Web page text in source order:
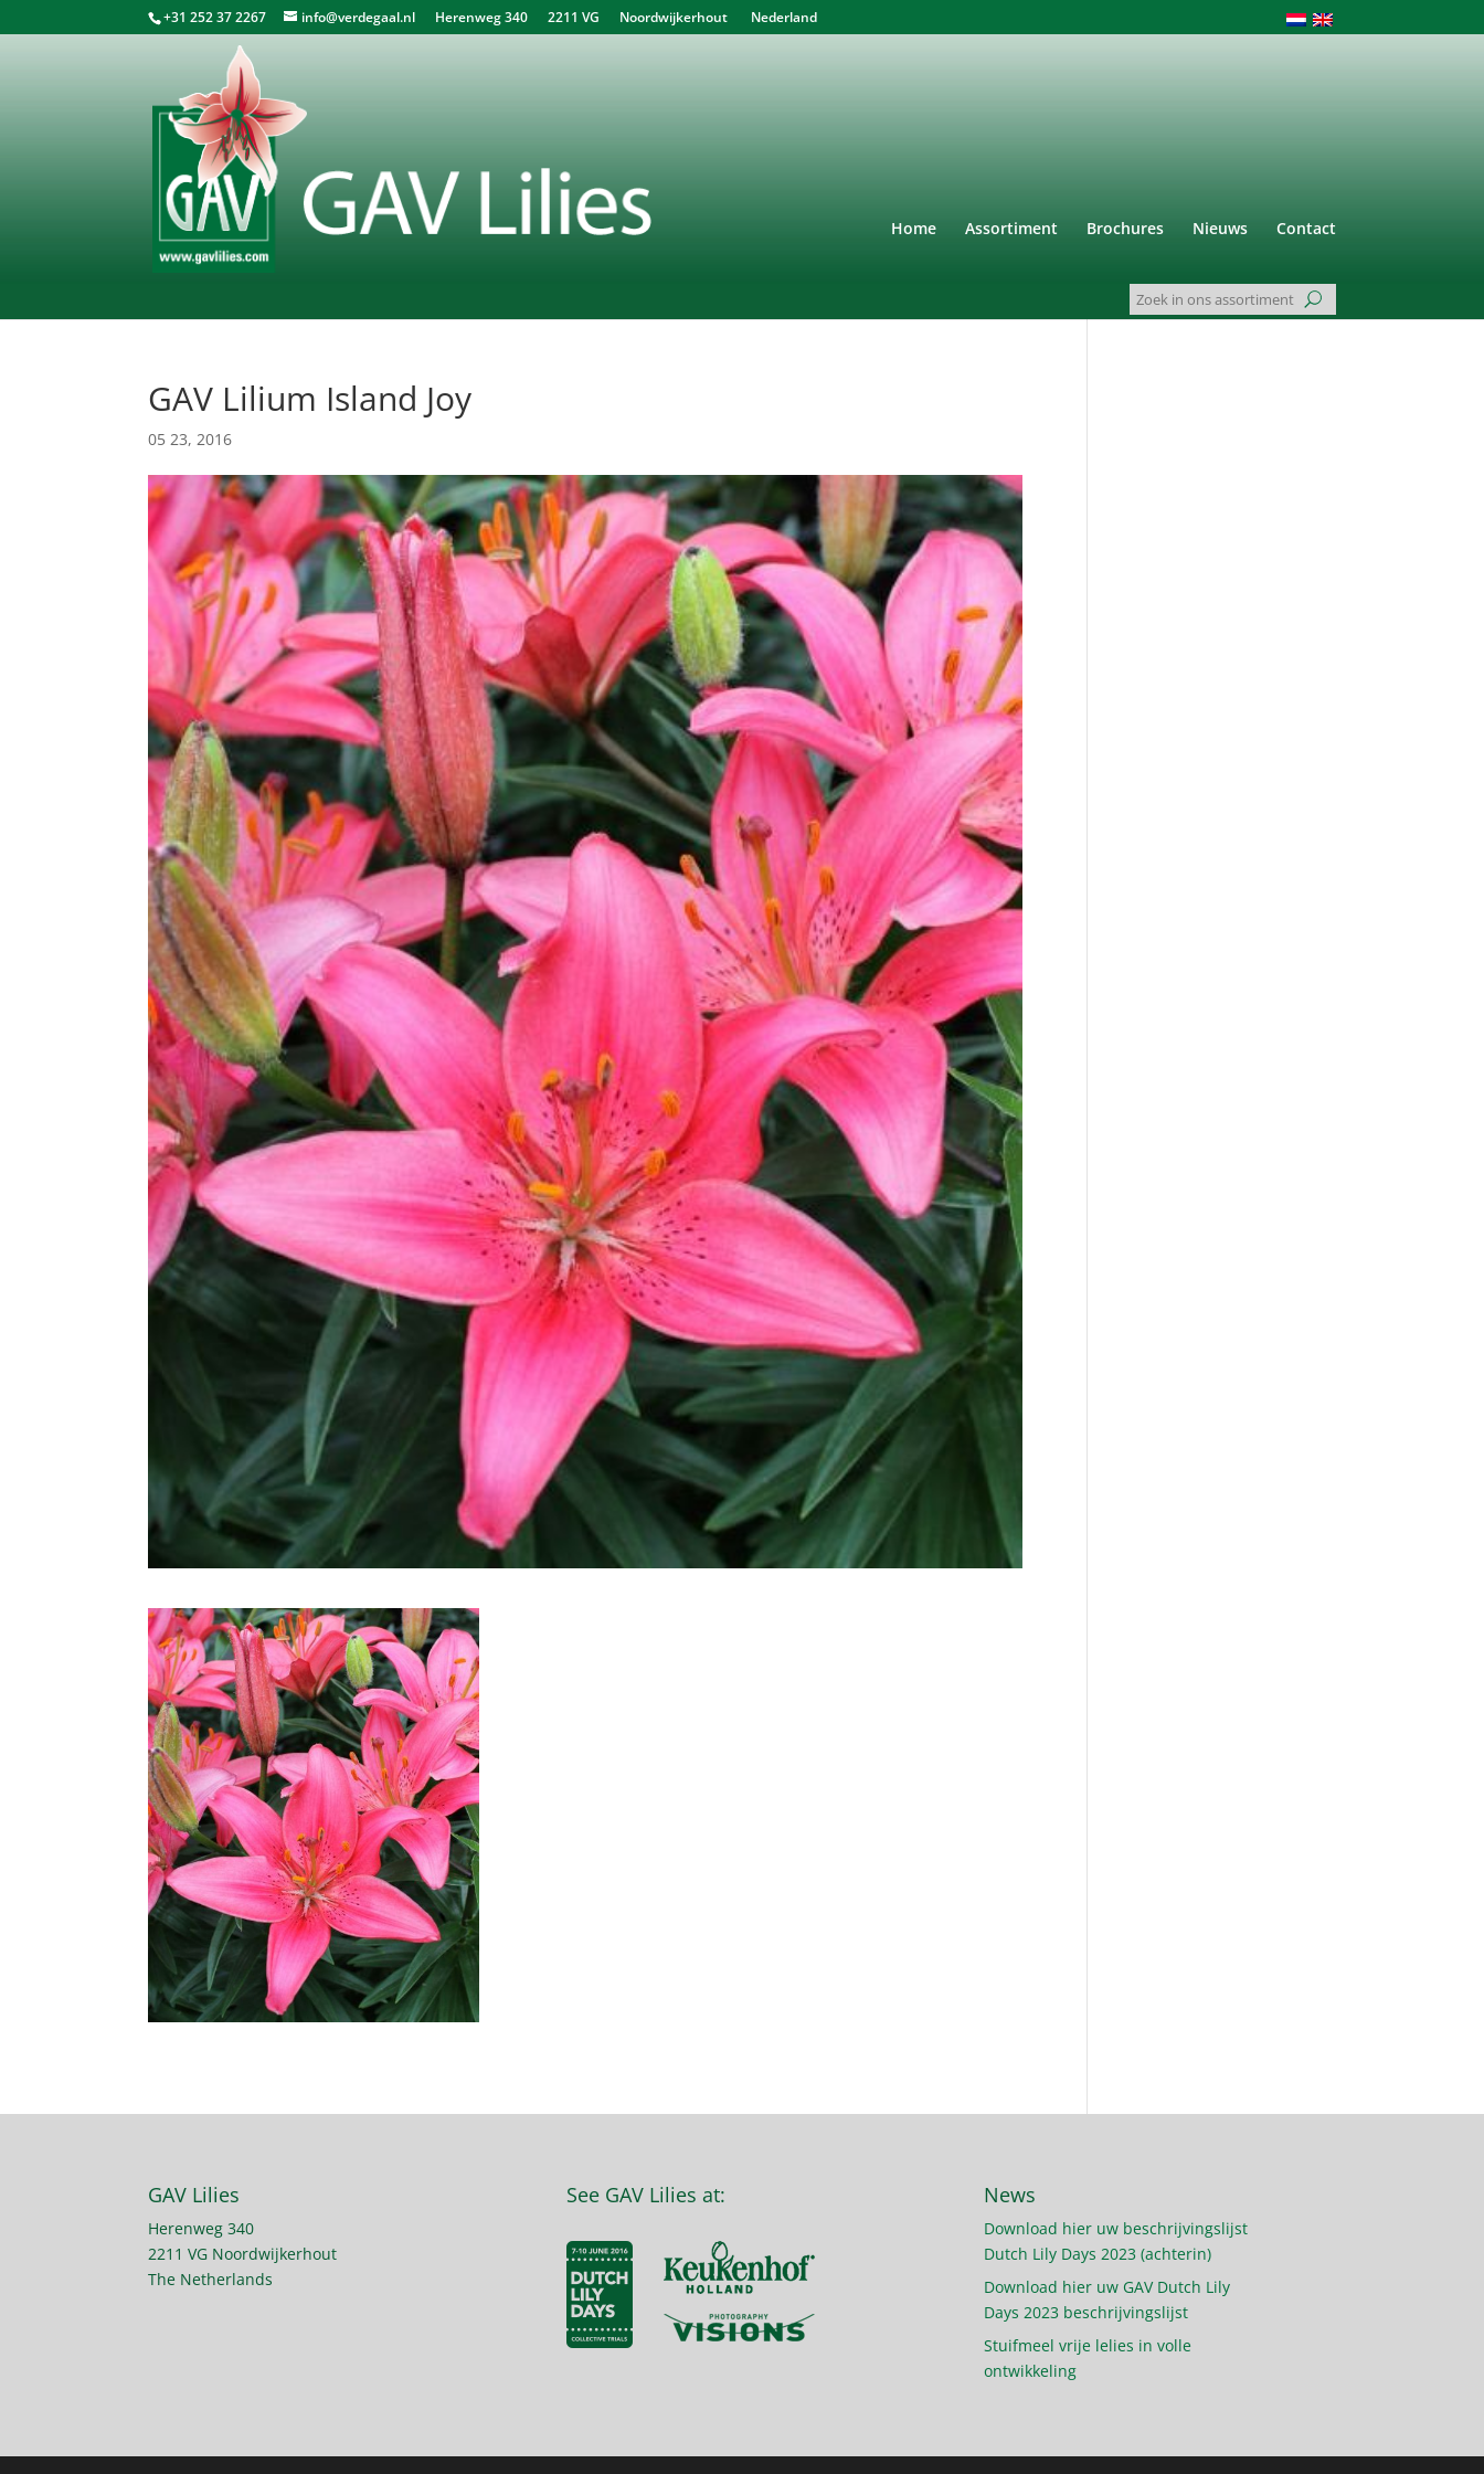
+31 252 37 2267 info@verdegaal.nl Herenweg 340 2211 VG Noordwijkerhout Nederland
Home Assortiment Brochures Nieuws Contact
GAV Lilium Island Joy
05 23, 2016
GAV Lilies
Herenweg 340
2211 VG Noordwijkerhout
The Netherlands
See GAV Lilies at: News
Download hier uw beschrijvingslijst
Dutch Lily Days 2023 (achterin)
Download hier uw GAV Dutch Lily
Days 2023 beschrijvingslijst
Stuifmeel vrije lelies in volle
ontwikkeling